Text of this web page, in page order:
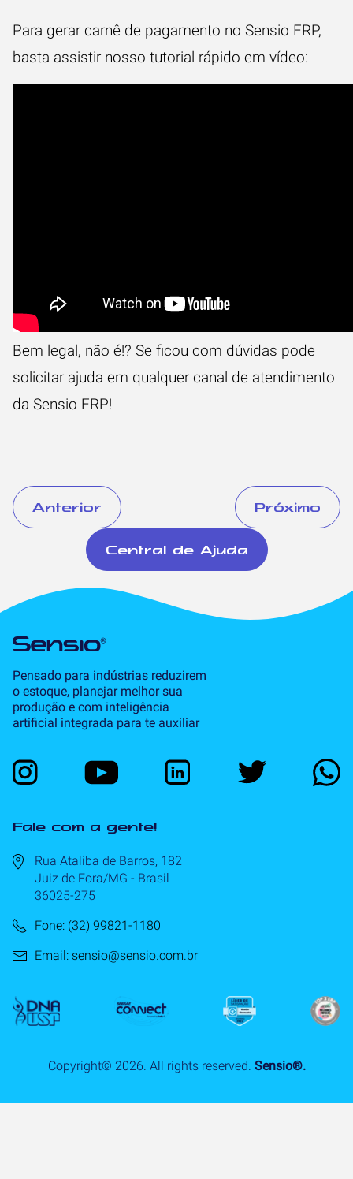
Para gerar carnê de pagamento no Sensio ERP,
basta assistir nosso tutorial rápido em vídeo:
Bem legal, não é!? Se ficou com dúvidas pode
solicitar ajuda em qualquer canal de atendimento
da Sensio ERP!
Anterior Próximo
Central de Ajuda
Pensado para indústrias reduzirem
o estoque, planejar melhor sua
produção e com inteligência
artificial integrada para te auxiliar
Fale com a gente!
Rua Ataliba de Barros, 182
Juiz de Fora/MG - Brasil
36025-275
Fone: (32) 99821-1180
Email: sensio@sensio.com.br
Copyright© 2026. All rights reserved. Sensio®.